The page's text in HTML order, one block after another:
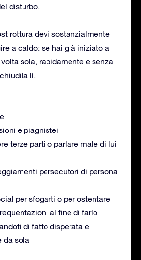
disturbo.
rottura devi sostanzialmente
a caldo: se hai già iniziato a
sola, rapidamente e senza
lì.
e piagnistei
terze parti o parlare male di lui
persecutori di persona
per sfogarti o per ostentare
al fine di farlo
di fatto disperata e
da sola